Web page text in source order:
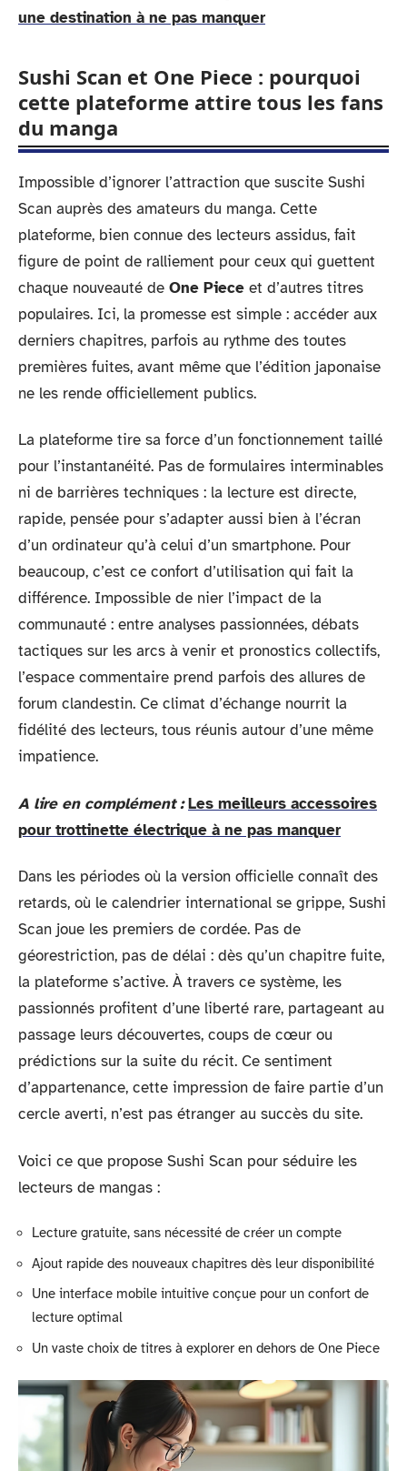
une destination à ne pas manquer
Sushi Scan et One Piece : pourquoi
cette plateforme attire tous les fans
du manga
Impossible d’ignorer l’attraction que suscite Sushi
Scan auprès des amateurs du manga. Cette
plateforme, bien connue des lecteurs assidus, fait
figure de point de ralliement pour ceux qui guettent
chaque nouveauté de One Piece et d’autres titres
populaires. Ici, la promesse est simple : accéder aux
derniers chapitres, parfois au rythme des toutes
premières fuites, avant même que l’édition japonaise
ne les rende officiellement publics.
La plateforme tire sa force d’un fonctionnement taillé
pour l’instantanéité. Pas de formulaires interminables
ni de barrières techniques : la lecture est directe,
rapide, pensée pour s’adapter aussi bien à l’écran
d’un ordinateur qu’à celui d’un smartphone. Pour
beaucoup, c’est ce confort d’utilisation qui fait la
différence. Impossible de nier l’impact de la
communauté : entre analyses passionnées, débats
tactiques sur les arcs à venir et pronostics collectifs,
l’espace commentaire prend parfois des allures de
forum clandestin. Ce climat d’échange nourrit la
fidélité des lecteurs, tous réunis autour d’une même
impatience.
A lire en complément : Les meilleurs accessoires
pour trottinette électrique à ne pas manquer
Dans les périodes où la version officielle connaît des
retards, où le calendrier international se grippe, Sushi
Scan joue les premiers de cordée. Pas de
géorestriction, pas de délai : dès qu’un chapitre fuite,
la plateforme s’active. À travers ce système, les
passionnés profitent d’une liberté rare, partageant au
passage leurs découvertes, coups de cœur ou
prédictions sur la suite du récit. Ce sentiment
d’appartenance, cette impression de faire partie d’un
cercle averti, n’est pas étranger au succès du site.
Voici ce que propose Sushi Scan pour séduire les
lecteurs de mangas :
Lecture gratuite, sans nécessité de créer un compte
Ajout rapide des nouveaux chapitres dès leur disponibilité
Une interface mobile intuitive conçue pour un confort de
lecture optimal
Un vaste choix de titres à explorer en dehors de One Piece